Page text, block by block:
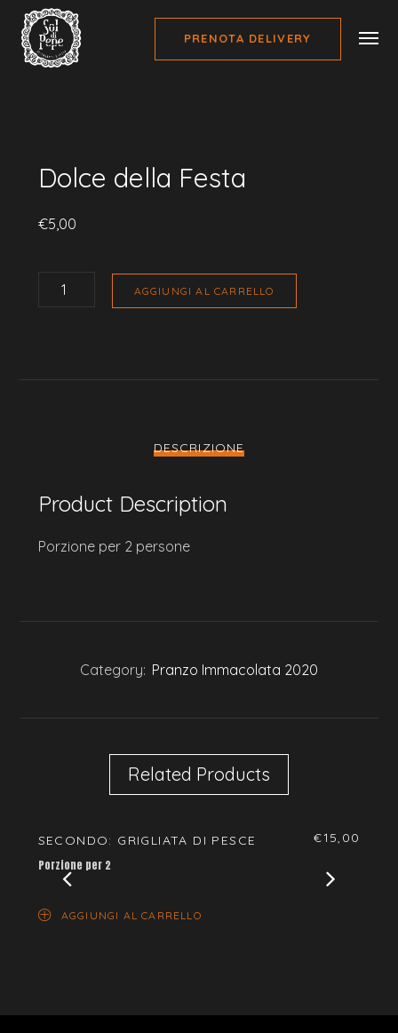
PRENOTA DELIVERY
Home
Dolce della Festa
€5,00
DELLA
FESTA AGGIUNGI AL CARRELLO
DESCRIZIONE
Product Description
Porzione per 2 persone
Category: Pranzo Immacolata 2020
Related Products
SECONDO: GRIGLIATA DI PESCE €15,00
Porzione per 2
AGGIUNGI AL CARRELLO